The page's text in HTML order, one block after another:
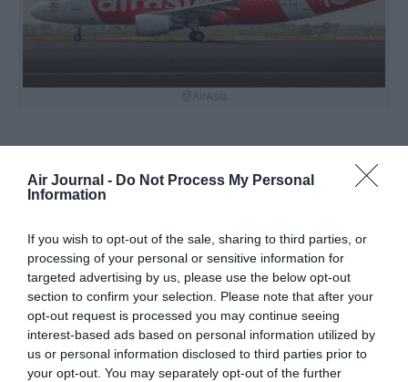
Air Journal - Do Not Process My Personal
Information
If you wish to opt-out of the sale, sharing to third parties, or
processing of your personal or sensitive information for
targeted advertising by us, please use the below opt-out
section to confirm your selection. Please note that after your
opt-out request is processed you may continue seeing
interest-based ads based on personal information utilized by
us or personal information disclosed to third parties prior to
your opt-out. You may separately opt-out of the further
@AirAsia
Vous avez apprécié l’article ?
NOUS SOUTENIR
PARTAGER L'ARTICLE